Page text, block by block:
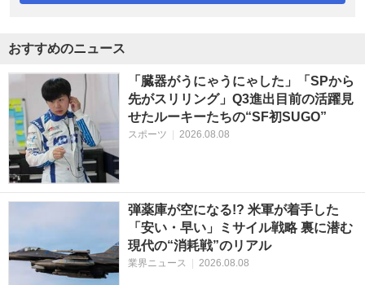
おすすめのニュース
「臓器がうにゃうにゃした」「SPから
先がスリリング」Q3進出目前の活躍見
せたルーキーたちの“SF初SUGO”
スポーツ 2026.08.08
弾薬庫が空になる!? 米軍が着手した
「安い・早い」ミサイル戦略 裏に潜む
現代の“消耗戦”のリアル
業界ニュース 2026.08.08